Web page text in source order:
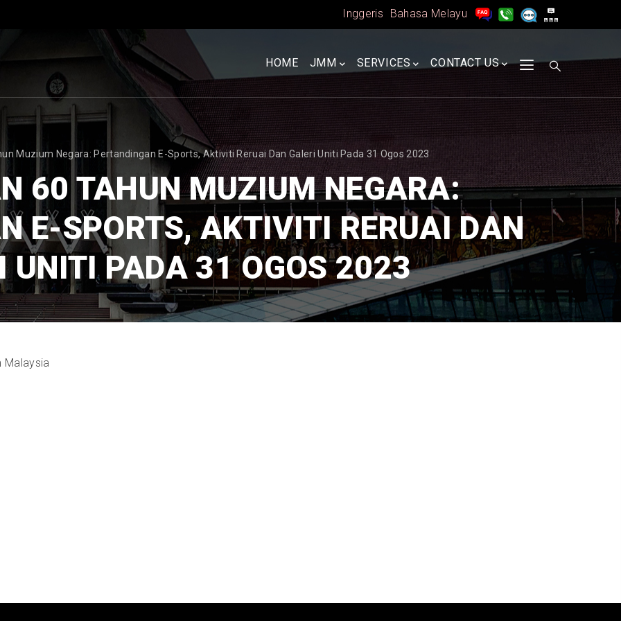
Inggeris Bahasa Melayu
UTAMA
[BM]
HOME JMM SERVICES CONTACT US
Muzium Negara: Pertandingan E-Sports, Aktiviti Reruai Dan Galeri Uniti Pada 31 Ogos 2023
60 TAHUN MUZIUM NEGARA:
E-SPORTS, AKTIVITI RERUAI DAN
UNITI PADA 31 OGOS 2023
Malaysia